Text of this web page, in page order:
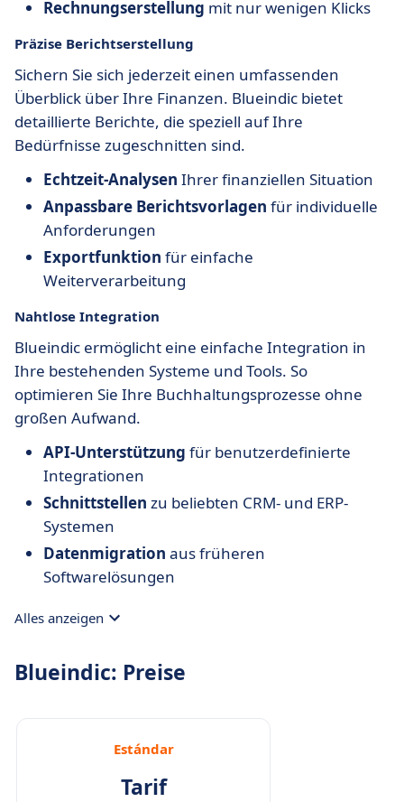
Rechnungserstellung mit nur wenigen Klicks
Präzise Berichtserstellung
Sichern Sie sich jederzeit einen umfassenden
Überblick über Ihre Finanzen. Blueindic bietet
detaillierte Berichte, die speziell auf Ihre
Bedürfnisse zugeschnitten sind.
Echtzeit-Analysen Ihrer finanziellen Situation
Anpassbare Berichtsvorlagen für individuelle
Anforderungen
Exportfunktion für einfache
Weiterverarbeitung
Nahtlose Integration
Blueindic ermöglicht eine einfache Integration in
Ihre bestehenden Systeme und Tools. So
optimieren Sie Ihre Buchhaltungsprozesse ohne
großen Aufwand.
API-Unterstützung für benutzerdefinierte
Integrationen
Schnittstellen zu beliebten CRM- und ERP-
Systemen
Datenmigration aus früheren
Softwarelösungen
Alles anzeigen
Blueindic: Preise
Estándar
Tarif